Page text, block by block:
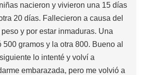
nacieron y vivieron una 15 días
20 días. Fallecieron a causa del
peso y por estar inmaduras. Una
500 gramos y la otra 800. Bueno al
lo intenté y volví a
embarazada, pero me volvió a